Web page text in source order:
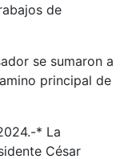
de
se sumaron a
principal de
* La
César